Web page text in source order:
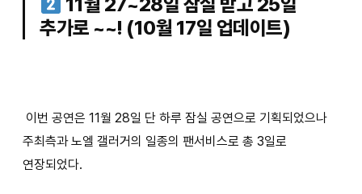
추가로 ~~! (10월 17일 업데이트)
이번 공연은 11월 28일 단 하루 잠실 공연으로 기획되었으나
주최측과 노엘 갤러거의 일종의 팬서비스로 총 3일로
연장되었다.